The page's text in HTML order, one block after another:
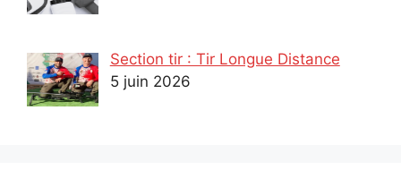
Section tir : Tir Longue Distance
5 juin 2026